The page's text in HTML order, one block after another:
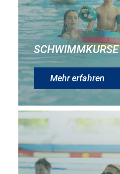
SCHWIMMKURSE
Mehr erfahren